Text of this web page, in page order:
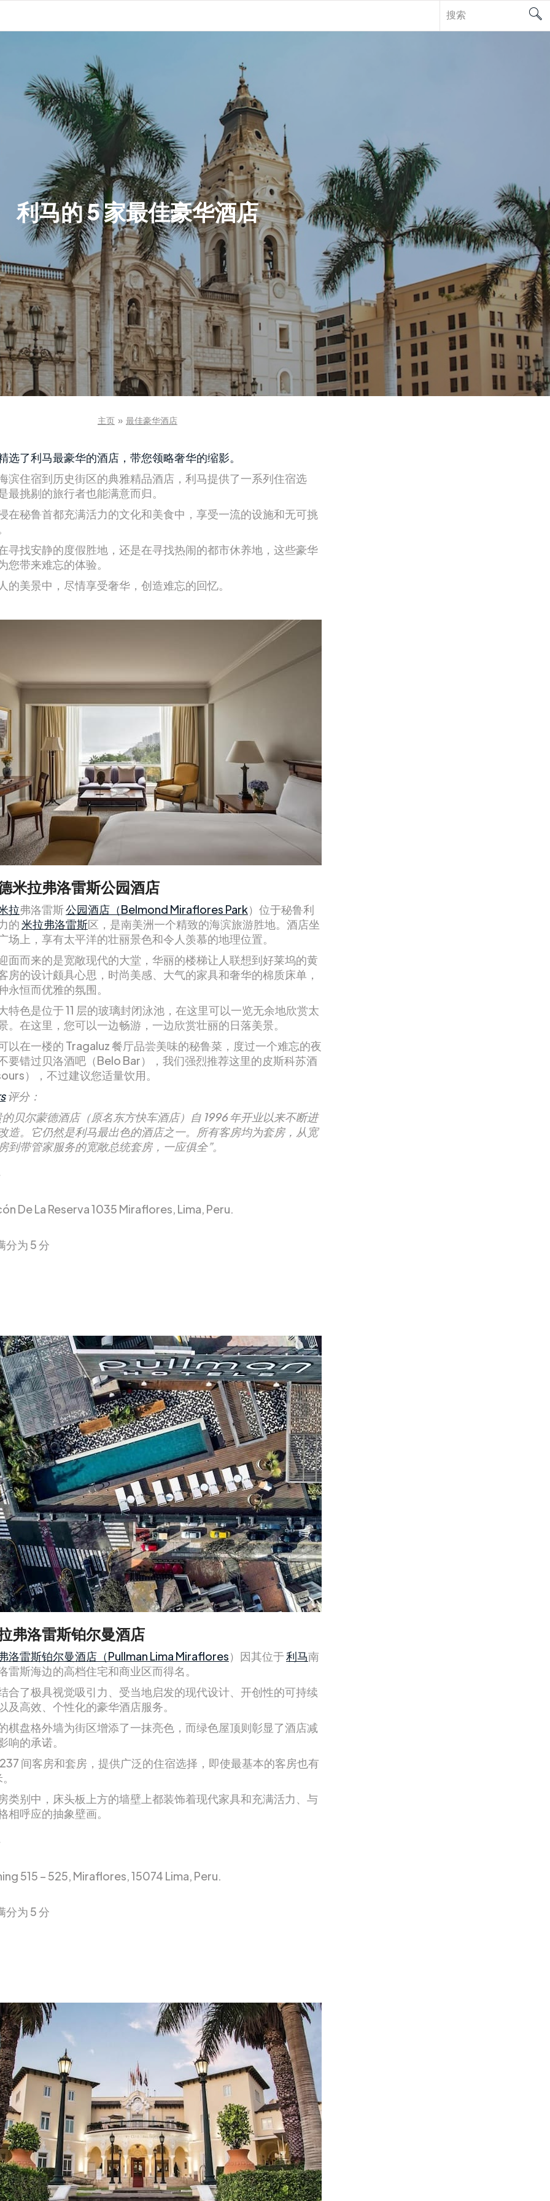
利马的 5 家最佳豪华酒店
主页 » 最佳豪华酒店
选了利马最豪华的酒店，带您领略奢华的缩影。
滨住宿到历史街区的典雅精品酒店，利马提供了一系列住宿选
最挑剔的旅行者也能满意而归。
在秘鲁首都充满活力的文化和美食中，享受一流的设施和无可挑
寻找安静的度假胜地，还是在寻找热闹的都市休养地，这些豪华
您带来难忘的体验。
的美景中，尽情享受奢华，创造难忘的回忆。
米拉弗洛雷斯公园酒店
拉弗洛雷斯公园酒店（Belmond Miraflores Park）位于秘鲁利
的米拉弗洛雷斯区，是南美洲一个精致的海滨旅游胜地。酒店坐
场上，享有太平洋的壮丽景色和令人羡慕的地理位置。
面而来的是宽敞现代的大堂，华丽的楼梯让人联想到好莱坞的黄
房的设计颇具心思，时尚美感、大气的家具和奢华的棉质床单，
永恒而优雅的氛围。
特色是位于 11 层的玻璃封闭泳池，在这里可以一览无余地欣赏太
。在这里，您可以一边畅游，一边欣赏壮丽的日落美景。
以在一楼的 Tragaluz 餐厅品尝美味的秘鲁菜，度过一个难忘的夜
要错过贝洛酒吧（Belo Bar），我们强烈推荐这里的皮斯科苏酒
），不过建议您适量饮用。
评分：
贝尔蒙德酒店（原名东方快车酒店）自 1996 年开业以来不断进
造。它仍然是利马最出色的酒店之一。所有客房均为套房，从宽
到带管家服务的宽敞总统套房，一应俱全”。
De La Reserva 1035 Miraflores, Lima, Peru.
分为 5 分
弗洛雷斯铂尔曼酒店
洛雷斯铂尔曼酒店（Pullman Lima Miraflores）因其位于利马南
雷斯海边的高档住宅和商业区而得名。
合了极具视觉吸引力、受当地启发的现代设计、开创性的可持续
及高效、个性化的豪华酒店服务。
棋盘格外墙为街区增添了一抹亮色，而绿色屋顶则彰显了酒店减
响的承诺。
间客房和套房，提供广泛的住宿选择，即使最基本的客房也有
类别中，床头板上方的墙壁上都装饰着现代家具和充满活力、与
相呼应的抽象壁画。
515 – 525, Miraflores, 15074 Lima, Peru.
分为 5 分